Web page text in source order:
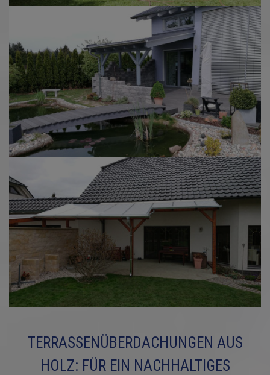
TERRASSENÜBERDACHUNGEN AUS
HOLZ: FÜR EIN NACHHALTIGES